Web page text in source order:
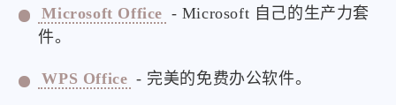
Microsoft Office - Microsoft 自己的生产力套
件。
WPS Office - 完美的免费办公软件。